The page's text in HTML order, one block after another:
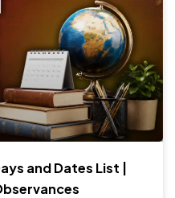
and Dates List |